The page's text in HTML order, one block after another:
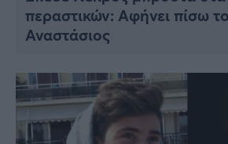
περαστικών: Αφήνει πίσω
Αναστάσιος